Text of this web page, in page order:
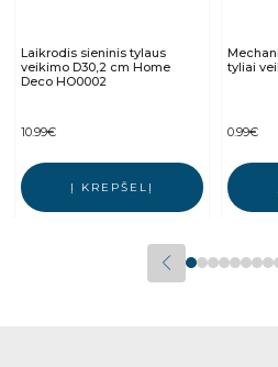
Laikrodis sieninis tylaus
veikimo D30,2 cm Home
Deco HO0002
10.99€
Į KREPŠELĮ
tyliai
0.99€